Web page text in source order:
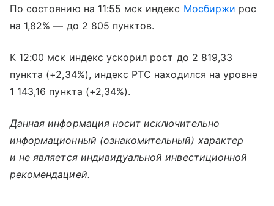
По состоянию на 11:55 мск индекс Мосбиржи рос
на 1,82% — до 2 805 пунктов.
К 12:00 мск индекс ускорил рост до 2 819,33
пункта (+2,34%), индекс РТС находился на уровне
1 143,16 пункта (+2,34%).
Данная информация носит исключительно
информационный (ознакомительный) характер
и не является индивидуальной инвестиционной
рекомендацией.